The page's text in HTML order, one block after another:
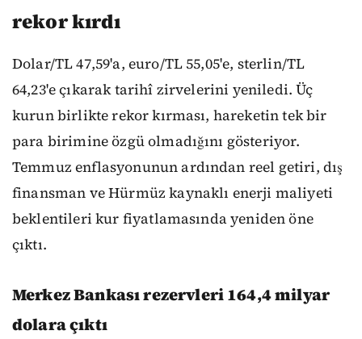
rekor kırdı
Dolar/TL 47,59'a, euro/TL 55,05'e, sterlin/TL
64,23'e çıkarak tarihî zirvelerini yeniledi. Üç
kurun birlikte rekor kırması, hareketin tek bir
para birimine özgü olmadığını gösteriyor.
Temmuz enflasyonunun ardından reel getiri, dış
finansman ve Hürmüz kaynaklı enerji maliyeti
beklentileri kur fiyatlamasında yeniden öne
çıktı.
Merkez Bankası rezervleri 164,4 milyar
dolara çıktı